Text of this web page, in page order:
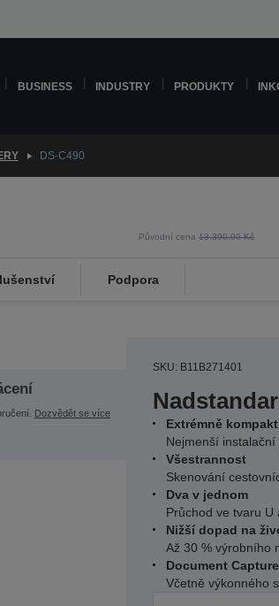
BUSINESS INDUSTRY PRODUKTY
DS-C490
Původní cena13.390,00 Kč
Podpora
Dozvědět se více
SKU: B11B271401
Extrémně
Nejmenší
Všestrannost
Skenování
Dva v jednom
Průchod ve tvaru
Nižší dopad na
Až 30 % výrobního
Document
Včetně výkonného